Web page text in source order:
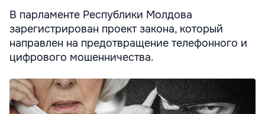
В парламенте Республики Молдова
зарегистрирован проект закона, который
направлен на предотвращение телефонного и
цифрового мошенничества.